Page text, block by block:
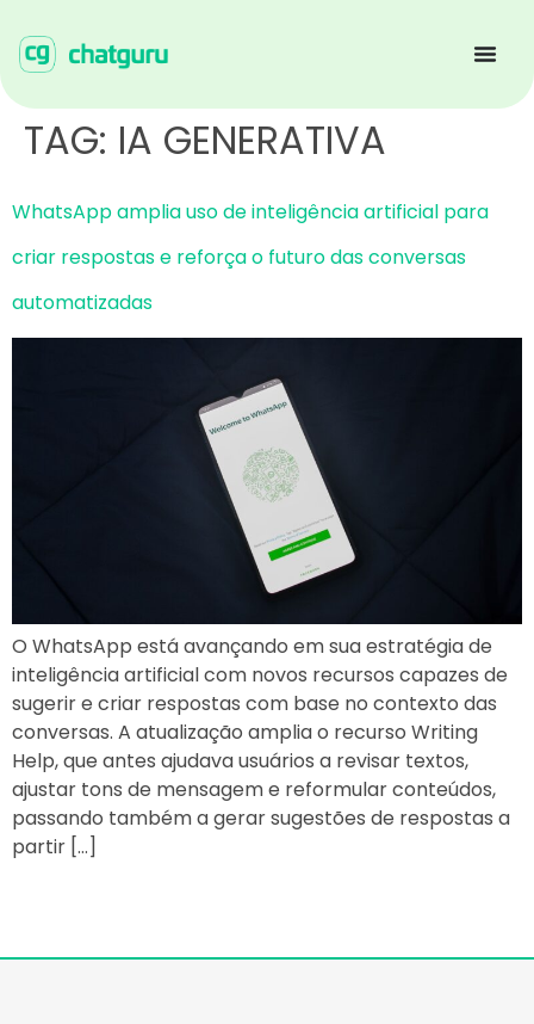
TAG: IA GENERATIVA
WhatsApp amplia uso de inteligência artificial para
criar respostas e reforça o futuro das conversas
automatizadas
O WhatsApp está avançando em sua estratégia de
inteligência artificial com novos recursos capazes de
sugerir e criar respostas com base no contexto das
conversas. A atualização amplia o recurso Writing
Help, que antes ajudava usuários a revisar textos,
ajustar tons de mensagem e reformular conteúdos,
passando também a gerar sugestões de respostas a
partir […]